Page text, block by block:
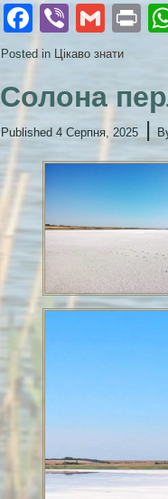
Facebook
Viber
Posted in Цікаво знати
Солона
Published 4 Серпня, 2025 |